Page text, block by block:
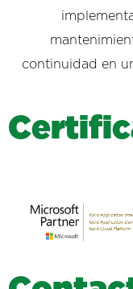
continuidad en
Certific